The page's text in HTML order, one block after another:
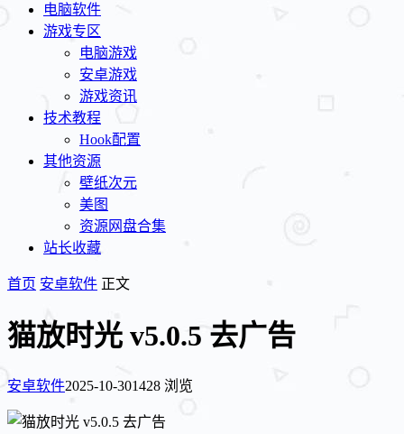
电脑软件
游戏专区
电脑游戏
安卓游戏
游戏资讯
技术教程
Hook配置
其他资源
壁纸次元
美图
资源网盘合集
站长收藏
首页 安卓软件 正文
猫放时光 v5.0.5 去广告
安卓软件2025-10-301428 浏览